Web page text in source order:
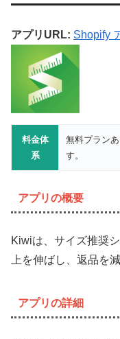
アプリURL: Shopify
料金体
系
無料プラン
す。
アプリの概要
Kiwiは、サイズ推奨
上を伸ばし、返品を
アプリの詳細